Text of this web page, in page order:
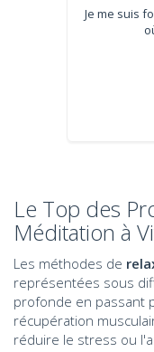
Je me suis
Le Top des
Méditation à
Les méthodes de
représentées sous
profonde en passant
récupération
réduire le stress ou